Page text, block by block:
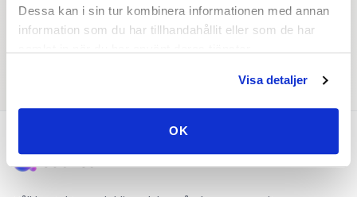
Dessa kan i sin tur kombinera informationen med annan
information som du har tillhandahållit eller som de har
Visa detaljer
OK